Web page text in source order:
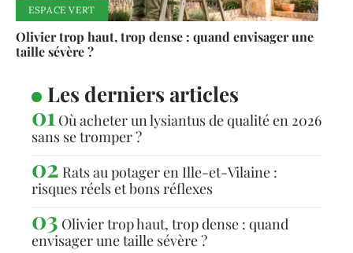
ESPACE VERT
Olivier trop haut, trop dense : quand envisager une
taille sévère ?
Les derniers articles
Où acheter un lysiantus de qualité en 2026
sans se tromper ?
Rats au potager en Ille-et-Vilaine :
risques réels et bons réflexes
Olivier trop haut, trop dense : quand
envisager une taille sévère ?